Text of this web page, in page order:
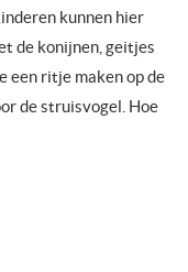
kunnen hier
de konijnen, geitjes
een ritje maken op de
de struisvogel. Hoe